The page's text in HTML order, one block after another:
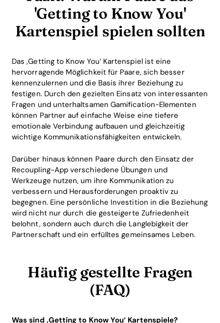
'Getting to Know You'
Kartenspiel spielen sollten
Das ‚Getting to Know You‘ Kartenspiel ist eine
hervorragende Möglichkeit für Paare, sich besser
kennenzulernen und die Basis ihrer Beziehung zu
festigen. Durch den gezielten Einsatz von interessanten
Fragen und unterhaltsamen Gamification-Elementen
können Partner auf einfache Weise eine tiefere
emotionale Verbindung aufbauen und gleichzeitig
wichtige Kommunikationsfähigkeiten entwickeln.
Darüber hinaus können Paare durch den Einsatz der
Recoupling-App verschiedene Übungen und
Werkzeuge nutzen, um ihre Kommunikation zu
verbessern und Herausforderungen proaktiv zu
begegnen. Eine persönliche Investition in die Beziehung
wird nicht nur durch die gesteigerte Zufriedenheit
belohnt, sondern auch durch die Langlebigkeit der
Partnerschaft und ein erfülltes gemeinsames Leben.
Häufig gestellte Fragen
(FAQ)
Was sind ‚Getting to Know You‘ Kartenspiele?